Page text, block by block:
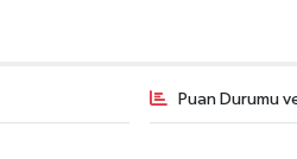
Puan Durumu